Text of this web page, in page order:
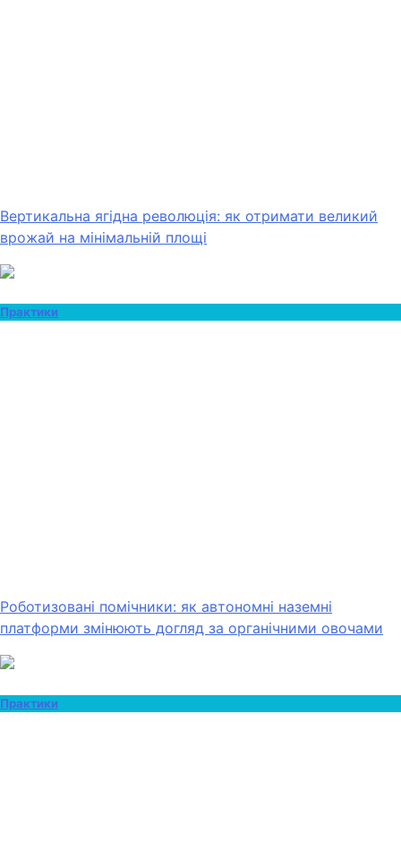
Вертикальна ягідна революція: як отримати великий
врожай на мінімальній площі
Практики
Роботизовані помічники: як автономні наземні
платформи змінюють догляд за органічними овочами
Практики